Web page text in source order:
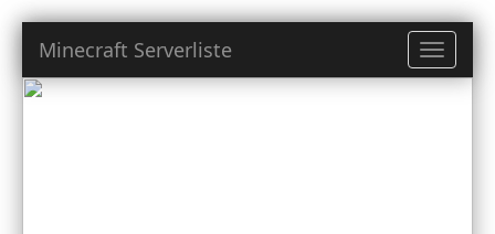
Toggle
Minecraft Serverliste